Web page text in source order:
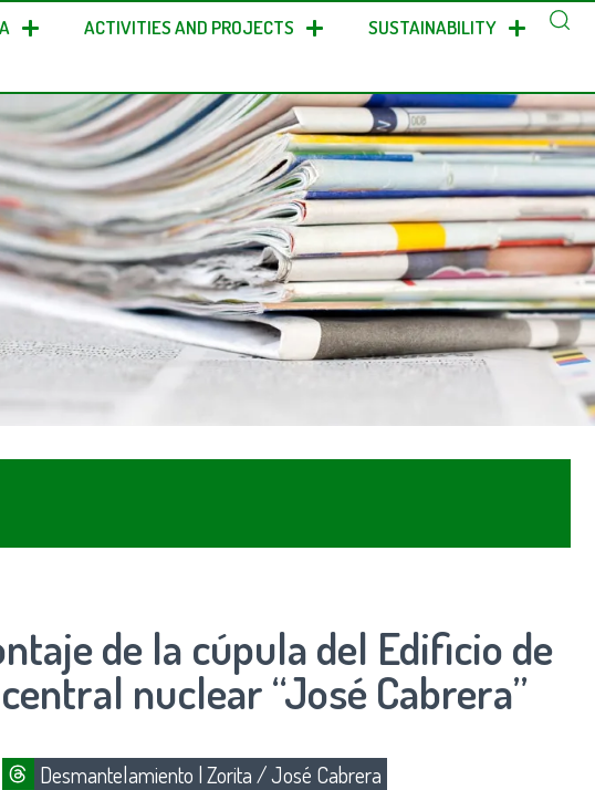
ACTIVITIES AND PROJECTS SUSTAINABILITY
de la cúpula del Edificio de
nuclear “José Cabrera”
Desmantelamiento |Zorita / José Cabrera